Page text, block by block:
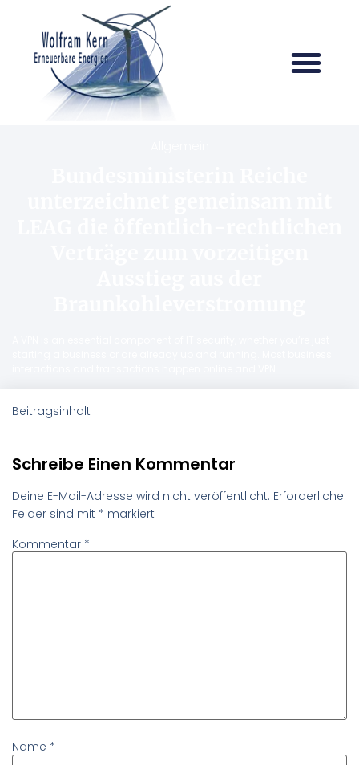
Beitragsinhalt
Schreibe Einen Kommentar
Deine E-Mail-Adresse wird nicht veröffentlicht. Erforderliche
Felder sind mit * markiert
Kommentar *
Name *